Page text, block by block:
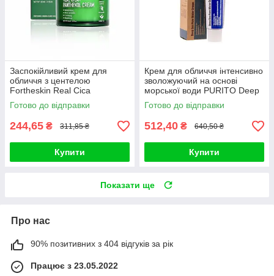
Заспокійливий крем для
обличчя з центелою
Fortheskin Real Cica
Panthenol Cream 60ml
Готово до відправки
244,65 ₴ 311,85 ₴
Купити
Крем для обличчя інтенсивно
зволожуючий на основі
морської води PURITO Deep
Sea Pure Water Cream (#50g)
Готово до відправки
512,40 ₴ 640,50 ₴
Купити
Показати ще
Про нас
90% позитивних з 404 відгуків за рік
Працює з 23.05.2022